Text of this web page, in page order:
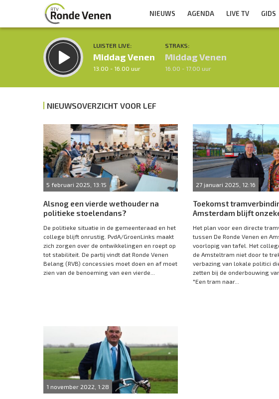
NIEUWS AGENDA LIVE TV GIDS
LUISTER LIVE:
Middag Venen
13.00 - 16.00 uur
STRAKS:
Middag Venen
16.00 - 17.00 uur
Inklappen
NIEUWSOVERZICHT VOOR LEF
5 februari 2025, 13:15
Alsnog een vierde wethouder na
politieke stoelendans?
De politieke situatie in de gemeenteraad en het
college blijft onrustig. PvdA/GroenLinks maakt
zich zorgen over de ontwikkelingen en roept op
tot stabiliteit. De partij vindt dat Ronde Venen
Belang (RVB) concessies moet doen en af moet
zien van de benoeming van een vierde...
27 januari 2025, 12:16
Toekomst
Amsterdam blijft
Het plan voor een directe
tussen De Ronde Venen en
voorlopig van tafel. Het
de Amsteltram niet door te
verbazing van lokale politici
zetten bij de onderbouwing
"Een tram naar...
1 november 2022, 1:28